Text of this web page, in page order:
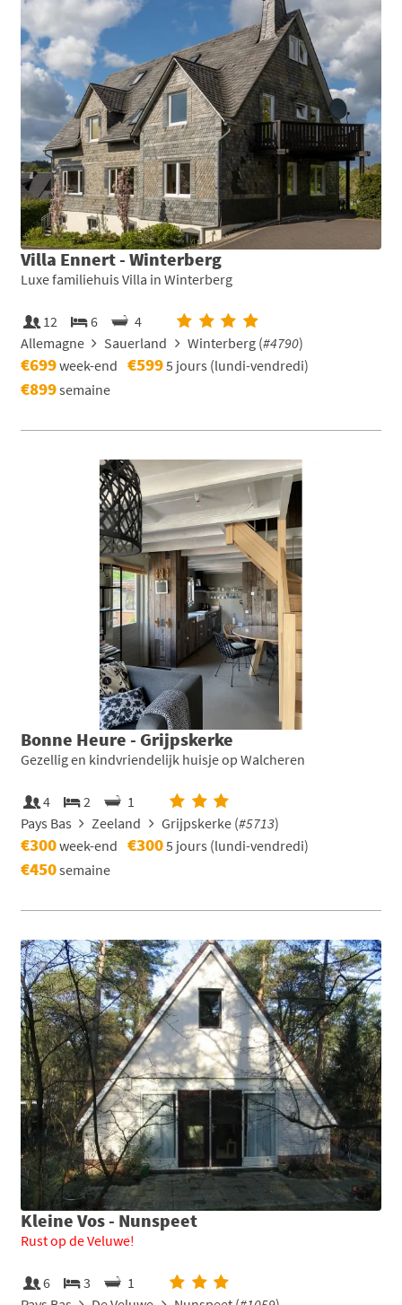
Villa Ennert - Winterberg
Luxe familiehuis Villa in Winterberg
12 6
4
Allemagne
Sauerland Winterberg (#4790)
€699week-end €5995 jours (lundi-vendredi)
€899semaine
Bonne Heure - Grijpskerke
Gezellig en kindvriendelijk huisje op Walcheren
4 2
1
Pays Bas
Zeeland Grijpskerke (#5713)
€300week-end €3005 jours (lundi-vendredi)
€450semaine
Kleine Vos - Nunspeet
Rust op de Veluwe!
6 3
1